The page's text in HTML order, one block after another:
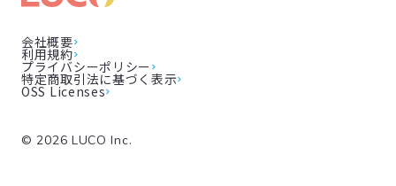
会社概要
利用規約
プライバシーポリシー
特定商取引法に基づく表示
OSS Licenses
© 2026 LUCO Inc.